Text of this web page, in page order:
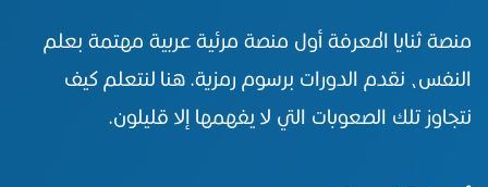
منصة ثنايا المعرفة أول منصة مرئية عربية مهتمة بعلم
النفس، نقدم الدورات برسوم رمزية. هنا لنتعلم كيف
نتجاوز تلك الصعوبات التي لا يفهمها إلا قليلون.